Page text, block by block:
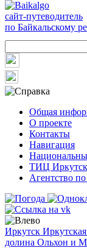
сайт-путеводитель
по Байкальскому
Общая
О проекте
Контакты
Навигация
ТИЦ Иркутск
Агентство
Иркутск
долина Ольхон и